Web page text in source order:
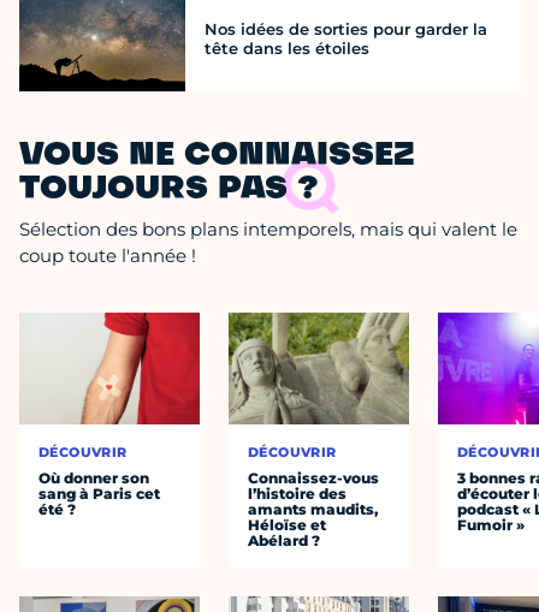
Nos idées de sorties pour garder la
tête dans les étoiles
VOUS NE CONNAISSEZ
TOUJOURS PAS ?
Sélection des bons plans intemporels, mais qui valent le
coup toute l'année !
DÉCOUVRIR
Où donner son
sang à Paris cet
été ?
DÉCOUVRIR
Connaissez-vous
l’histoire des
amants maudits,
Héloïse et
Abélard ?
3 bonnes
d’écouter
podcast «
Fumoir »